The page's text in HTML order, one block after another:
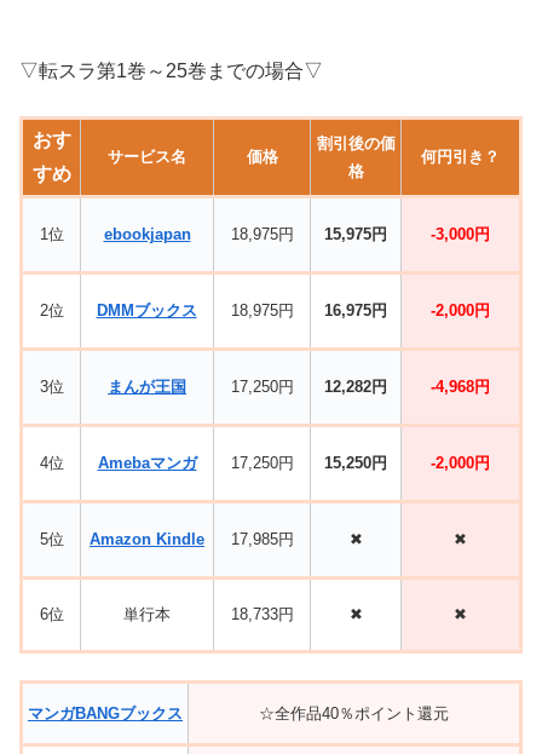
▽転スラ第1巻～25巻までの場合▽
おす
すめ
サービス名 価格
割引後の価
格
何円引き？
1位 ebookjapan 18,975円 15,975円 -3,000円
2位 DMMブックス 18,975円 16,975円 -2,000円
3位 まんが王国 17,250円 12,282円 -4,968円
4位 Amebaマンガ 17,250円 15,250円 -2,000円
5位 Amazon Kindle 17,985円 ✖ ✖
6位 単行本 18,733円 ✖ ✖
マンガBANGブックス ☆全作品40％ポイント還元